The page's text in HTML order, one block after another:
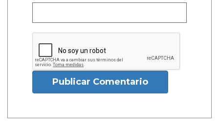
Publicar Comentario